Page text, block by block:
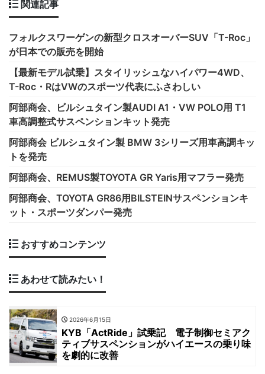
関連記事
フォルクスワーゲンの新型クロスオーバーSUV「T-Roc」
が日本での販売を開始
【最新モデル試乗】スタイリッシュなハイパワー4WD、
T-Roc・RはVWのスポーツ代表にふさわしい
阿部商会、ビルシュタイン製AUDI A1・VW POLO用 T1
車高調整式サスペンションキット発売
阿部商会 ビルシュタイン製 BMW 3シリーズ用車高調キッ
トを発売
阿部商会、REMUS製TOYOTA GR Yaris用マフラー発売
阿部商会、TOYOTA GR86用BILSTEINサスペンションキ
ット・スポーツダンパー発売
おすすめコンテンツ
あわせて読みたい！
2026年6月15日
KYB「ActRide」試乗記 電子制御セミアク
ティブサスペンションがハイエースの乗り味
を劇的に改善